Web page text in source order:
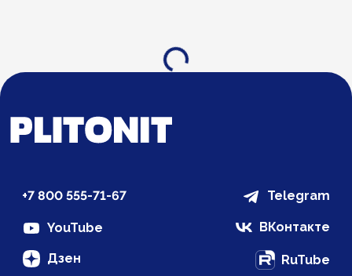
Загрузка...
+7 800 555-71-67 Telegram
YouTube ВКонтакте
Дзен RuTube